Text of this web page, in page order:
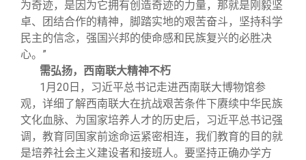
为奇迹，是因为它拥有创造奇迹的力量，那就是刚毅坚
卓、团结合作的精神，脚踏实地的艰苦奋斗，坚持科学
民主的信念，强国兴邦的使命感和民族复兴的必胜决
心。”
需弘扬，西南联大精神不朽
1 月20日，习近平总书记走进西南联大博物馆参
观，详细了解西南联大在抗战艰苦条件下赓续中华民族
文化血脉、为国家培养人才的历史后，习近平总书记强
调，教育同国家前途命运紧密相连，我们教育的目的就
是培养社会主义建设者和接班人。要坚持正确办学方